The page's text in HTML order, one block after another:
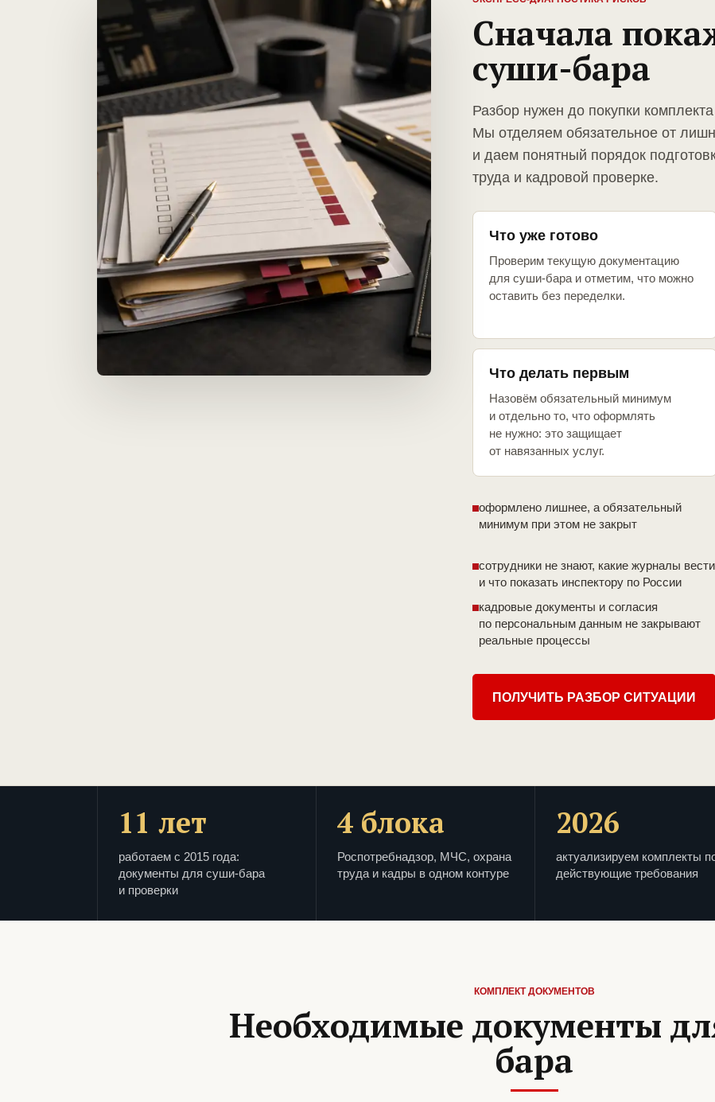
Сначала
суши-бара
Разбор нужен до покупки
Мы отделяем обязательное от
и даем понятный порядок
труда и кадровой проверке.
Что уже готово
Проверим текущую документацию
для суши-бара и отметим, что можно
оставить без переделки.
Что делать первым
Назовём обязательный минимум
и отдельно то, что оформлять
не нужно: это защищает
от навязанных услуг.
оформлено лишнее, а обязательный
минимум при этом не закрыт
сотрудники не знают, какие журналы вести
и что показать инспектору по России
кадровые документы и согласия
по персональным данным не закрывают
реальные процессы
ПОЛУЧИТЬ РАЗБОР СИТУАЦИИ
11 лет
работаем с 2015 года:
документы для суши-бара
и проверки
4 блока
Роспотребнадзор, МЧС, охрана
труда и кадры в одном контуре
2026
актуализируем комплекты
действующие требования
КОМПЛЕКТ ДОКУМЕНТОВ
Необходимые документы
бара